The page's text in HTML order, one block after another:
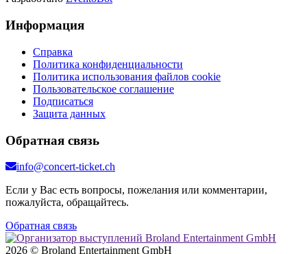
Информация
Справка
Политика конфиденциальности
Политика использования файлов cookie
Пользовательское соглашение
Подписаться
Защита данных
Обратная связь
info@concert-ticket.ch
Если у Вас есть вопросы, пожелания или комментарии,
пожалуйста, обращайтесь.
Обратная связь
2026 © Broland Entertainment GmbH